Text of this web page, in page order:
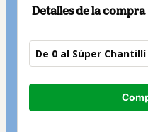
Detalles de la compra
De 0 al Súper Chantillí
Total